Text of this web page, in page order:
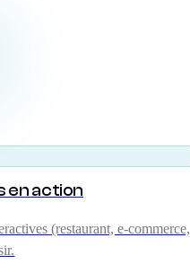
en action
(restaurant, e-commerce,